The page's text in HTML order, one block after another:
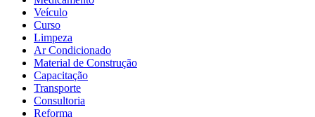
Veículo
Curso
Limpeza
Ar Condicionado
Material de Construção
Capacitação
Transporte
Consultoria
Reforma